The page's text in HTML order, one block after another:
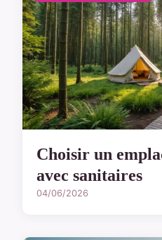
Choisir un
avec sanitaires
04/06/2026